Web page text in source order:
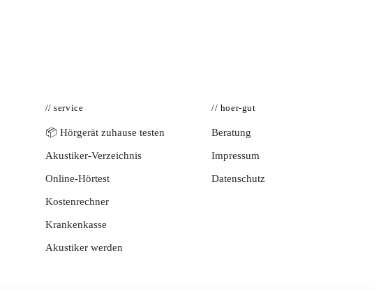
// service
📦 Hörgerät zuhause testen
Akustiker-Verzeichnis
Online-Hörtest
Kostenrechner
Krankenkasse
Akustiker werden
// hoer-gut
Beratung
Impressum
Datenschutz